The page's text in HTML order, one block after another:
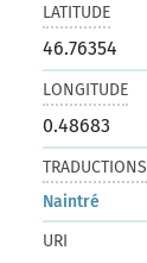
LATITUDE
46.76354
LONGITUDE
0.48683
TRADUCTIONS
Naintré
URI